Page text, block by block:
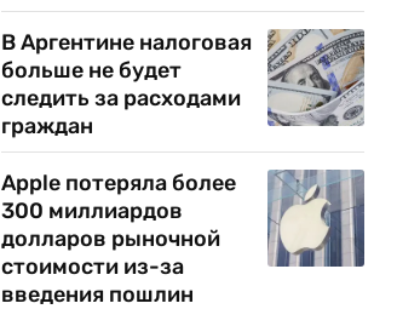
В Аргентине налоговая
больше не будет
следить за расходами
граждан
Apple потеряла более
300 миллиардов
долларов рыночной
стоимости из-за
введения пошлин